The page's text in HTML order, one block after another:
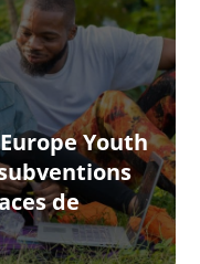
Youth
de